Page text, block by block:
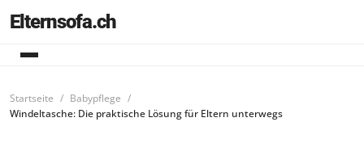
Elternsofa.ch
Startseite
Babypflege
Windeltasche: Die praktische Lösung für Eltern unterwegs